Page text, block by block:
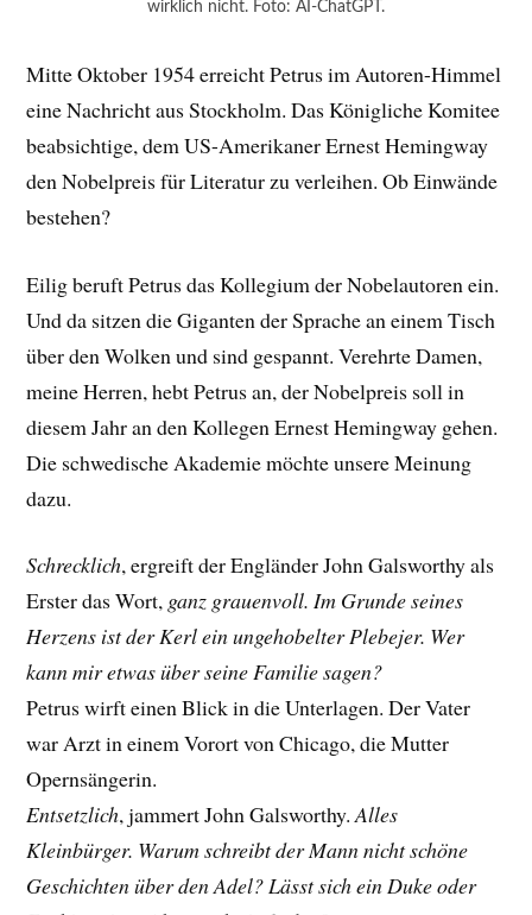
wirklich nicht. Foto: AI-ChatGPT.
Mitte Oktober 1954 erreicht Petrus im Autoren-Himmel
eine Nachricht aus Stockholm. Das Königliche Komitee
beabsichtige, dem US-Amerikaner Ernest Hemingway
den Nobelpreis für Literatur zu verleihen. Ob Einwände
bestehen?
Eilig beruft Petrus das Kollegium der Nobelautoren ein.
Und da sitzen die Giganten der Sprache an einem Tisch
über den Wolken und sind gespannt. Verehrte Damen,
meine Herren, hebt Petrus an, der Nobelpreis soll in
diesem Jahr an den Kollegen Ernest Hemingway gehen.
Die schwedische Akademie möchte unsere Meinung
dazu.
Schrecklich, ergreift der Engländer John Galsworthy als
Erster das Wort, ganz grauenvoll. Im Grunde seines
Herzens ist der Kerl ein ungehobelter Plebejer. Wer
kann mir etwas über seine Familie sagen?
Petrus wirft einen Blick in die Unterlagen. Der Vater
war Arzt in einem Vorort von Chicago, die Mutter
Opernsängerin.
Entsetzlich, jammert John Galsworthy.Alles
Kleinbürger. Warum schreibt der Mann nicht schöne
Geschichten über den Adel? Lässt sich ein Duke oder